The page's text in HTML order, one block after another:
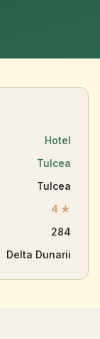
Hotel
Tulcea
Tulcea
4 ★
284
Delta Dunarii